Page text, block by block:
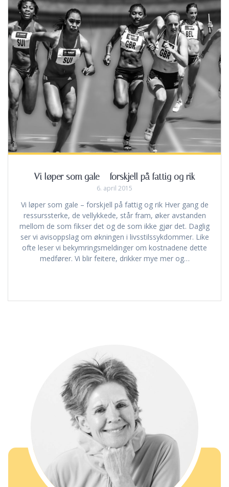
Vi løper som gale – forskjell på fattig og rik
6. april 2015
Vi løper som gale – forskjell på fattig og rik Hver gang de
ressurssterke, de vellykkede, står fram, øker avstanden
mellom de som fikser det og de som ikke gjør det. Daglig
ser vi avisoppslag om økningen i livsstilssykdommer. Like
ofte leser vi bekymringsmeldinger om kostnadene dette
medfører. Vi blir feitere, drikker mye mer og…